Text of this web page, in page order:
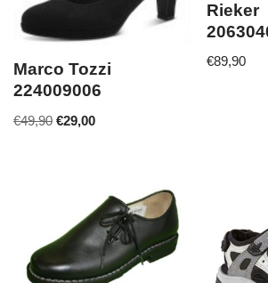
Marco Tozzi
224009006
€49,90 €29,00
Rieker
€89,90